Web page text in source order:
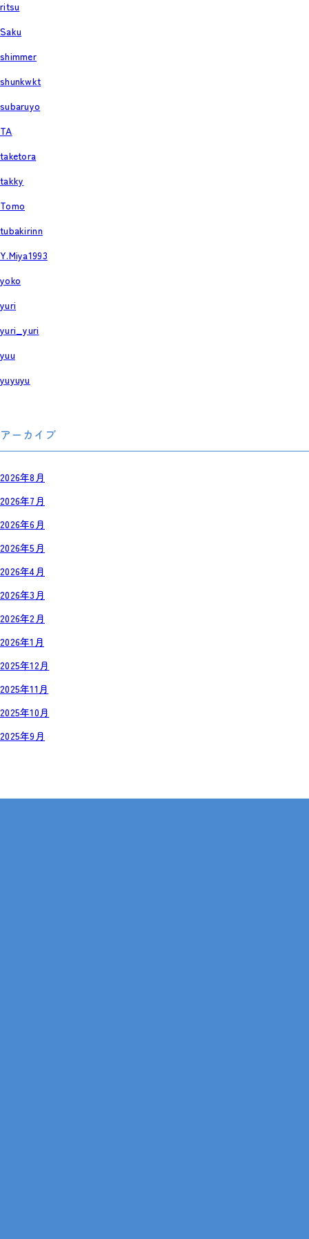
ritsu
Saku
shimmer
shunkwkt
subaruyo
TA
taketora
takky
Tomo
tubakirinn
Y.Miya1993
yoko
yuri
yuri_yuri
yuu
yuyuyu
アーカイブ
2026年8月
2026年7月
2026年6月
2026年5月
2026年4月
2026年3月
2026年2月
2026年1月
2025年12月
2025年11月
2025年10月
2025年9月